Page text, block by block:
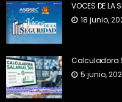
VOCES DE LA
18 junio,
Calculadora
5 junio,